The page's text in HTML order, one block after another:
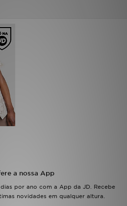
a nossa App
por ano com a App da JD. Recebe
novidades em qualquer altura.